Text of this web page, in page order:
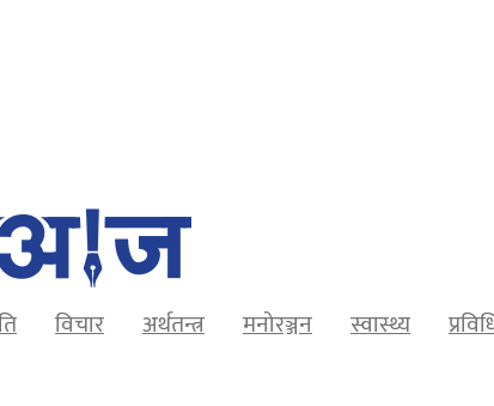
विचार अर्थतन्त्र मनोरञ्जन स्वास्थ्य